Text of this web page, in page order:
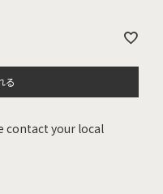
る
contact your local